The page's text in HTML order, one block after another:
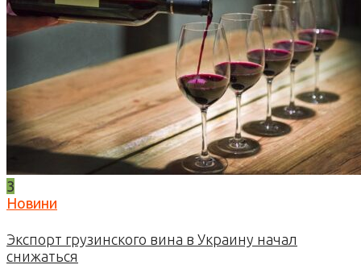
3
Новини
Экспорт грузинского вина в Украину начал
снижаться